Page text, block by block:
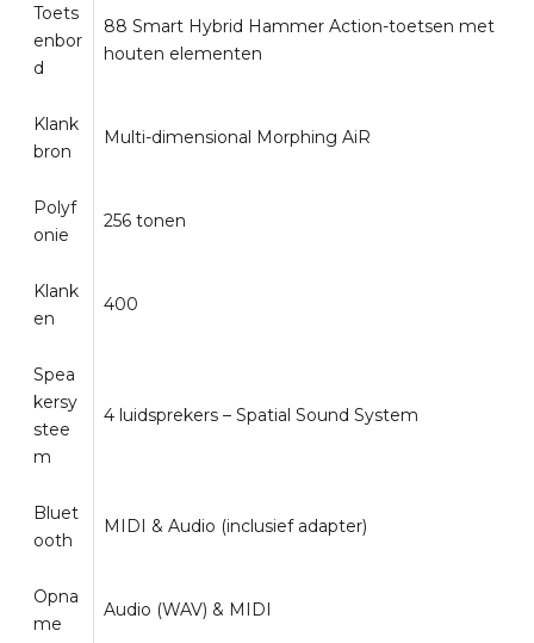
Toets
enbor
d
88 Smart Hybrid Hammer Action-toetsen met
houten elementen
Klank
bron
Multi-dimensional Morphing AiR
Polyf
onie
256 tonen
Klank
en
400
Spea
kersy
stee
m
4 luidsprekers – Spatial Sound System
Bluet
ooth
MIDI & Audio (inclusief adapter)
Opna
me
Audio (WAV) & MIDI